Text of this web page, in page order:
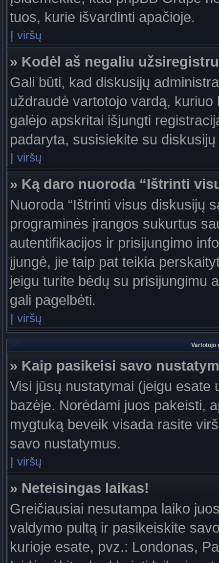
tuos, kurie išvardinti apačioje.
Į viršų
» Kodėl aš negaliu
Gali būti, kad diskusijų
uždraudė vartotojo vardą,
galėjo apskritai išjungti
padaryta, susisiekite su
Į viršų
» Ką daro nuoroda “Ištrinti
Nuoroda “Ištrinti visus diskusijų
programinės įrangos sukurtus
autentifikacijos ir prisijungimo
įjungė, jie taip pat teikia
jeigu turite bėdų su prisijungimu
gali pagelbėti.
Į viršų
Vartotojo
» Kaip pasikeisi savo
Visi jūsų nustatymai (jeigu
bazėje. Norėdami juos pakeisti,
mygtuką beveik visada rasite
savo nustatymus.
Į viršų
» Neteisingas laikas!
Greičiausiai nesutampa laiko
valdymo pultą ir pasikeiskite
kurioje esate, pvz.: Londonas,